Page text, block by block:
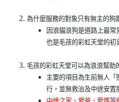
為什麼服務的對象只有無主的狗
因浪貓浪狗是道路上最
也是毛孩的彩虹天堂的初
毛孩的彩虹天堂可以為浪浪幫助
主要的項目為生前無人
行，並無救治及中途安置